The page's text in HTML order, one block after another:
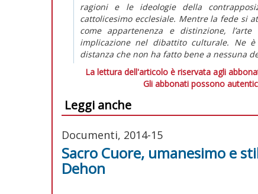
ragioni e le ideologie della
cattolicesimo ecclesiale. Mentre la fede si
come appartenenza e distinzione,
implicazione nel dibattito culturale. Ne
distanza che non ha fatto bene a nessuna
La lettura dell'articolo è riservata agli
Gli abbonati possono
Leggi anche
Documenti, 2014-15
Sacro Cuore, umanesimo e
Dehon